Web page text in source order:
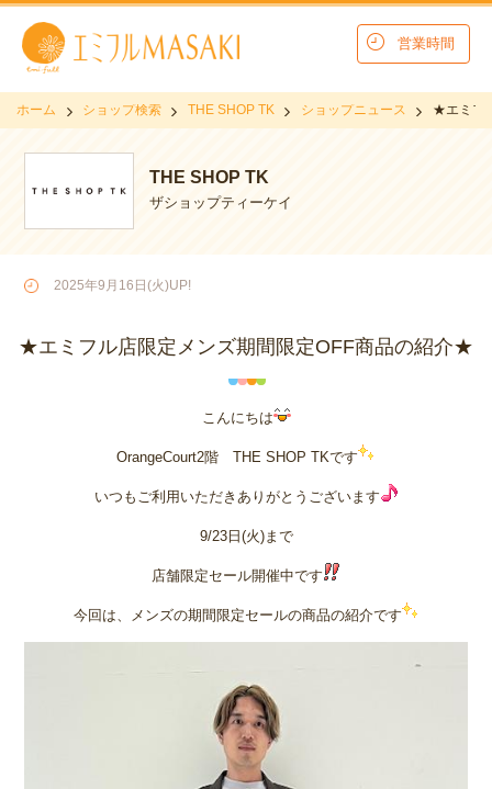
営業時間
ホーム ショップ検索 THE SHOP TK ショップニュース ★エミフ
THE SHOP TK
ザショップティーケイ
2025年9月16日(火)UP!
★エミフル店限定メンズ期間限定OFF商品の紹介★
こんにちは
OrangeCourt2階 THE SHOP TKです
いつもご利用いただきありがとうございます
9/23日(火)まで
店舗限定セール開催中です
今回は、メンズの期間限定セールの商品の紹介です